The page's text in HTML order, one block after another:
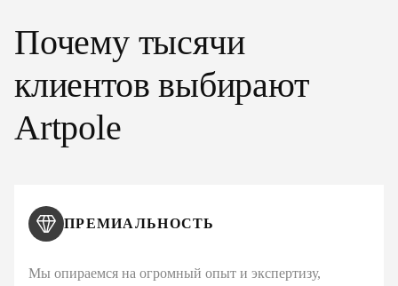
Почему тысячи
клиентов выбирают
Artpole
ПРЕМИАЛЬНОСТЬ
Мы опираемся на огромный опыт и экспертизу,